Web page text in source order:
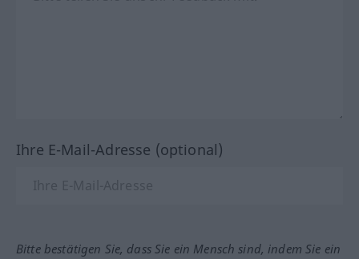
Ihre E-Mail-Adresse (optional)
Bitte bestätigen Sie, dass Sie ein Mensch sind, indem Sie ein